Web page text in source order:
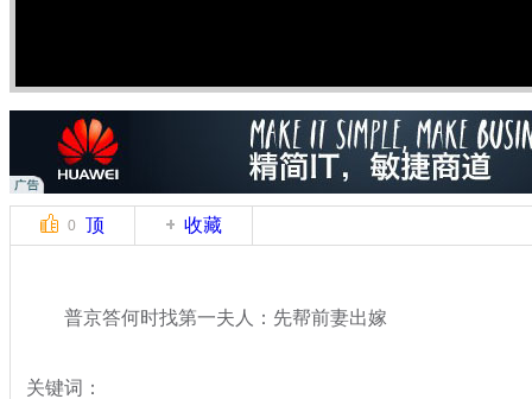
0 顶 收藏
普京答何时找第一夫人：先帮前妻出嫁
关键词：